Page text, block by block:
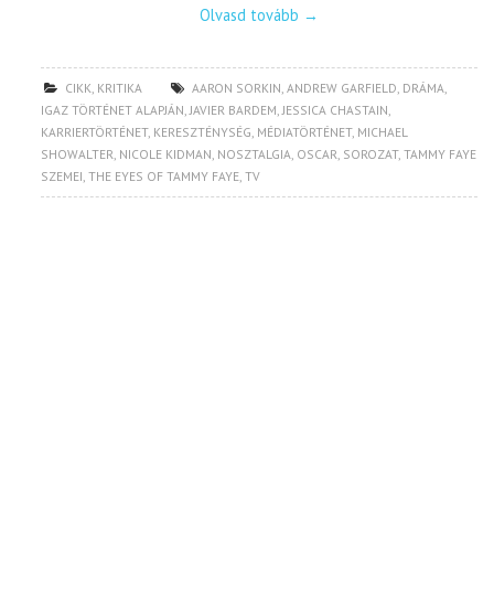
Olvasd tovább →
CIKK KRITIKA AARON SORKIN ,ANDREW GARFIELD DRÁMA
IGAZ TÖRTÉNET ALAPJÁN JAVIER BARDEM JESSICA CHASTAIN
KARRIERTÖRTÉNET, KERESZTÉNYSÉG MÉDIATÖRTÉNET, MICHAEL
SHOWALTER NICOLE KIDMAN NOSZTALGIA OSCAR SOROZAT,TAMMY FAYE
SZEMEI ,THE EYES OF TAMMY FAYE ,TV